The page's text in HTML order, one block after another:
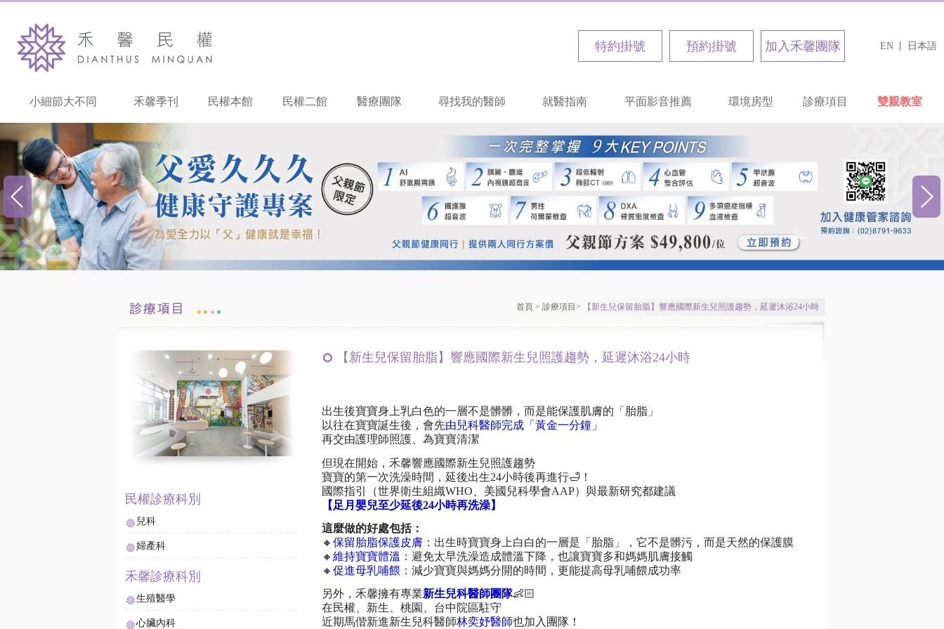
日本語
EN
加入禾馨團隊
預約掛號
特約掛號
小細節大不同 禾馨季刊 民權本館 民權二館 醫療團隊 尋找我的醫師 就醫指南 平面影音推薦 環境房型 診療項目 雙親教室
首頁 > 診療項目 > 【新生兒保留胎脂】響應國際新生兒照護趨勢，延遲沐浴24小時
兒科
婦產科
生殖醫學
心臟內科
【新生兒保留胎脂】響應國際新生兒照護趨勢，延遲沐浴24小時
出生後寶寶身上乳白色的一層不是髒髒，而是能保護肌膚的「胎脂」
以往在寶寶誕生後，會先由兒科醫師完成「黃金一分鐘」
再交由護理師照護、為寶寶清潔
但現在開始，禾馨響應國際新生兒照護趨勢
寶寶的第一次洗澡時間，延後出生24小時後再進行🛁！
國際指引（世界衛生組織WHO、美國兒科學會AAP）與最新研究都建議
【足月嬰兒至少延後24小時再洗澡】
這麼做的好處包括：
🔸保留胎脂保護皮膚 ：出生時寶寶身上白白的一層是「胎脂」，它不是髒污，而是天然的保護膜
🔸維持寶寶體溫 ：避免太早洗澡造成體溫下降，也讓寶寶多和媽媽肌膚接觸
🔸促進母乳哺餵 ：減少寶寶與媽媽分開的時間，更能提高母乳哺餵成功率
另外，禾馨擁有專業新生兒科醫師團隊👶🏻
在民權、新生、桃園、台中院區駐守
近期馬偕新進新生兒科醫師林奕妤醫師也加入團隊！